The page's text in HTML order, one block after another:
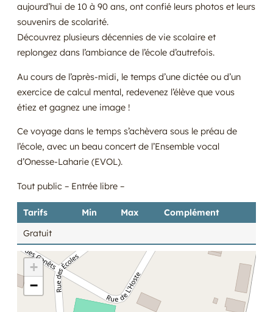
aujourd’hui de 10 à 90 ans, ont confié leurs photos et leurs
souvenirs de scolarité.
Découvrez plusieurs décennies de vie scolaire et
replongez dans l’ambiance de l’école d’autrefois.
Au cours de l’après-midi, le temps d’une dictée ou d’un
exercice de calcul mental, redevenez l’élève que vous
étiez et gagnez une image !
Ce voyage dans le temps s’achèvera sous le préau de
l’école, avec un beau concert de l’Ensemble vocal
d’Onesse-Laharie (EVOL).
Tout public – Entrée libre –
Tarifs Min Max
Complément
Gratuit
+
−